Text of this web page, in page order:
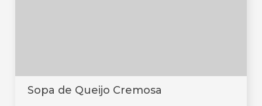
Sopa de Queijo Cremosa